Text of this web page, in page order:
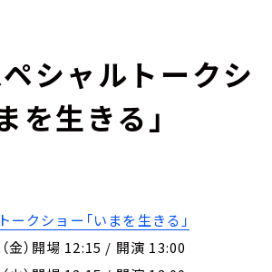
シャルトークシ
を生きる」
クショー「いまを生きる」
金）開場 12:15 / 開演 13:00